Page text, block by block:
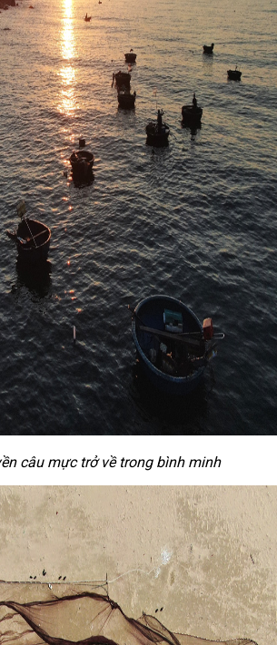
câu mực trở về trong bình minh